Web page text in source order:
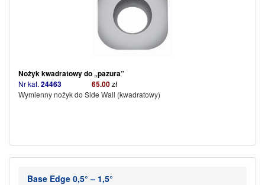
Nożyk kwadratowy do „pazura”
Nr kat. 24463 65.00zł
Wymienny nożyk do Side Wall (kwadratowy)
Base Edge 0,5° – 1,5°